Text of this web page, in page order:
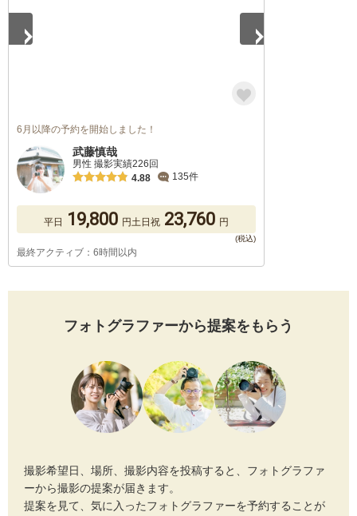
6月以降の予約を開始しました！
武藤慎哉
男性 撮影実績226回
4.88
135件
平日 19,800 円土日祝 23,760 円
最終アクティブ：6時間以内
フォトグラファーから提案をもらう
撮影希望日、場所、撮影内容を投稿すると、フォトグラファ
ーから撮影の提案が届きます。
提案を見て、気に入ったフォトグラファーを予約することが